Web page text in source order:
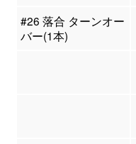
#26 落合 ターンオー
バー(1本)